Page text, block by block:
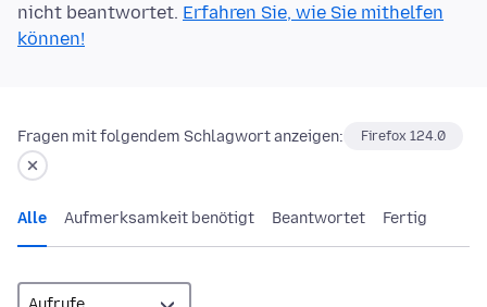
nicht beantwortet. Erfahren Sie, wie Sie mithelfen
können!
Fragen mit folgendem Schlagwort anzeigen: Firefox 124.0
Alle Aufmerksamkeit benötigt Beantwortet Fertig